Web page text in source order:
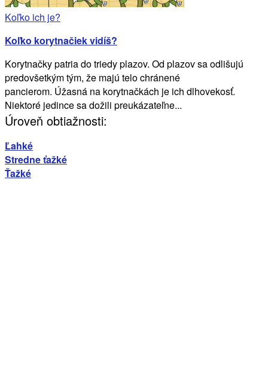
Koľko ich je?
Koľko korytnačiek vidíš?
Korytnačky patria do triedy plazov. Od plazov sa odlišujú
predovšetkým tým, že majú telo chránené
pancierom. Úžasná na korytnačkách je ich dlhovekosť.
Niektoré jedince sa dožili preukázateľne...
Úroveň obtiažnosti:
Ľahké
Stredne ťažké
Ťažké